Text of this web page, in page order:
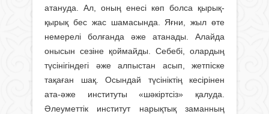
атануда. Ал, оның енесі көп болса қырық-
қырық бес жас шамасында. Яғни, жыл өте
немерелі болғанда әже атанады. Алайда
онысын сезіне қоймайды. Себебі, олардың
түсінігіндегі әже алпыстан асып, жетпіске
тақаған шақ. Осындай түсініктің кесірінен
ата-әже институты «шәкіртсіз» қалуда.
Әлеуметтік институт нарықтық заманның